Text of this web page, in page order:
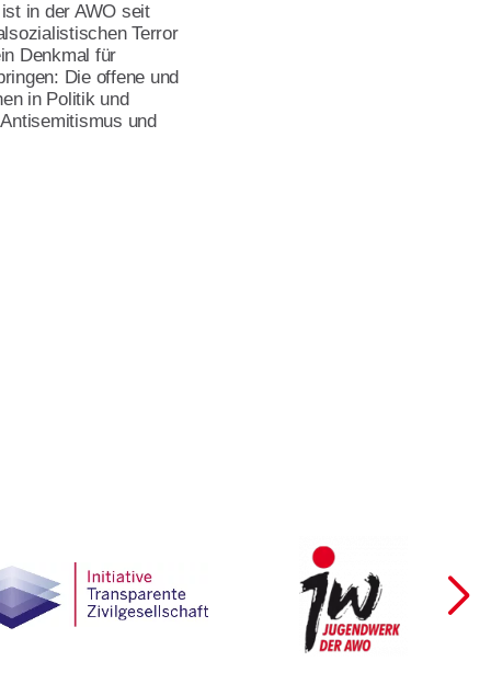
in der AWO seit
Terror
Denkmal für
Die offene und
in Politik und
und